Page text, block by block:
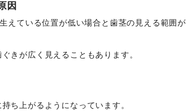
因
えている位置が低い場合と歯茎の見える範囲が
きが広く見えることもあります。
ち上がるようになっています。